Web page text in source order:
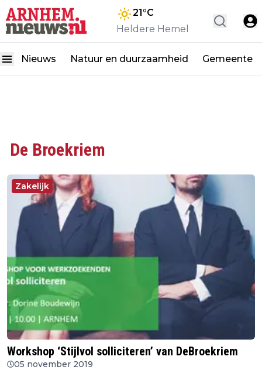
21°C
Heldere Hemel
Nieuws Natuur en duurzaamheid Gemeente
De Broekriem
Zakelijk
Workshop ‘Stijlvol solliciteren’ van DeBroekriem
05 november 2019